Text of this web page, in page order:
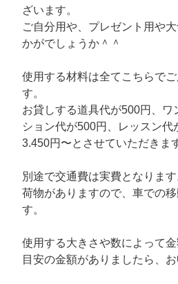
ざいます。
ご自分用や、プレゼント用や
かがでしょうか＾＾
使用する材料は全てこちらで
す。
お貸しする道具代が500円、ワ
ション代が500円、レッスン代
3.450円〜とさせていただきま
別途で交通費は実費となります
荷物がありますので、車での
す。
使用する大きさや数によって金
目安の金額がありましたら、